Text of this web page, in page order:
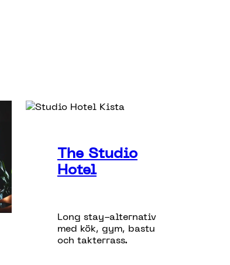
The Studio
Hotel
Long stay-alternativ
med kök, gym, bastu
och takterrass.